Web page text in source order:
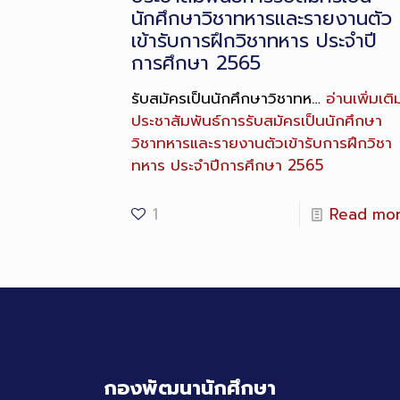
นักศึกษาวิชาทหารและรายงานตัว
เข้ารับการฝึกวิชาทหาร ประจำปี
การศึกษา 2565
รับสมัครเป็นนักศึกษาวิชาทห… อ่านเพิ่มเติ
ประชาสัมพันธ์การรับสมัครเป็นนักศึกษา
วิชาทหารและรายงานตัวเข้ารับการฝึกวิชา
ทหาร ประจำปีการศึกษา 2565
1 Read
กองพัฒนานักศึกษา